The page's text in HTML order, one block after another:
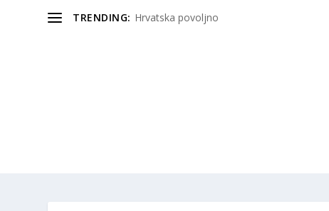
TRENDING: Hrvatska povoljno